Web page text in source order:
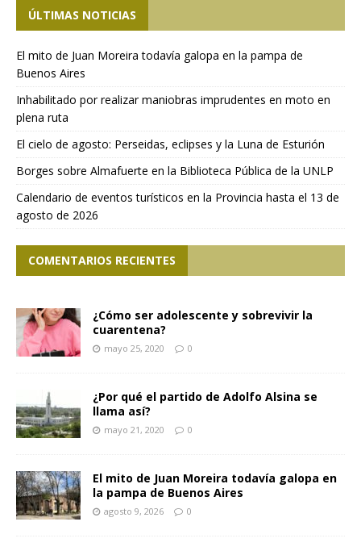
ÚLTIMAS NOTICIAS
El mito de Juan Moreira todavía galopa en la pampa de
Buenos Aires
Inhabilitado por realizar maniobras imprudentes en moto en
plena ruta
El cielo de agosto: Perseidas, eclipses y la Luna de Esturión
Borges sobre Almafuerte en la Biblioteca Pública de la UNLP
Calendario de eventos turísticos en la Provincia hasta el 13 de
agosto de 2026
COMENTARIOS RECIENTES
¿Cómo ser adolescente y sobrevivir la
cuarentena?
mayo 25, 2020 0
¿Por qué el partido de Adolfo Alsina se
llama así?
mayo 21, 2020 0
El mito de Juan Moreira todavía galopa en
la pampa de Buenos Aires
agosto 9, 2026 0